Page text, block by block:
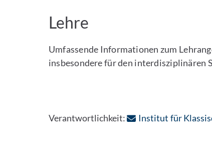
Lehre
Umfassende Informationen zum
insbesondere für den interdisziplinären
Verantwortlichkeit: Institut für